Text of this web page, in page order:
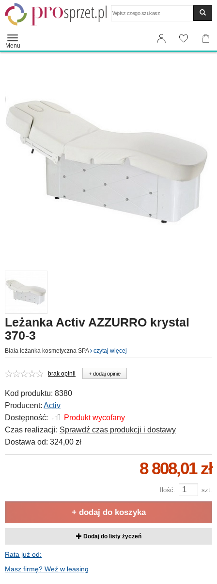
Menu
Leżanka Activ AZZURRO krystal
370-3
Biała leżanka kosmetyczna SPA czytaj więcej
brak opinii + dodaj opinie
Kod produktu: 8380
Producent: Activ
Dostępność:
Produkt wycofany
Czas realizacji: Sprawdź czas produkcji i dostawy
Dostawa od: 324,00 zł
8 808,01 zł
Ilość: szt.
+ dodaj do koszyka
Dodaj do listy życzeń
Rata już od:
Masz firmę? Weź w leasing